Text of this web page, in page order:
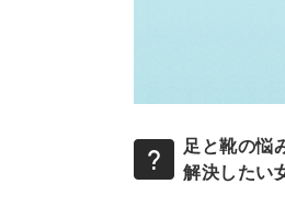
足と靴の悩
解決したい